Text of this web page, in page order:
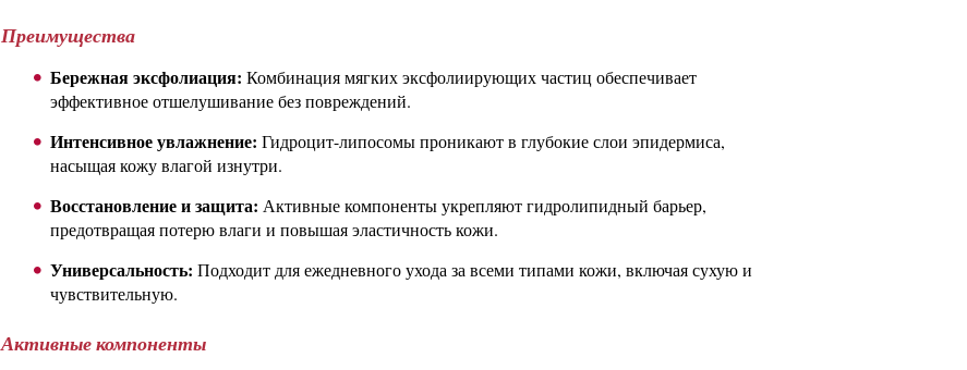
Преимущества
Бережная эксфолиация: Комбинация мягких эксфолиирующих частиц обеспечивает
эффективное отшелушивание без повреждений.
Интенсивное увлажнение: Гидроцит-липосомы проникают в глубокие слои эпидермиса,
насыщая кожу влагой изнутри.
Восстановление и защита: Активные компоненты укрепляют гидролипидный барьер,
предотвращая потерю влаги и повышая эластичность кожи.
Универсальность: Подходит для ежедневного ухода за всеми типами кожи, включая сухую и
чувствительную.
Активные компоненты